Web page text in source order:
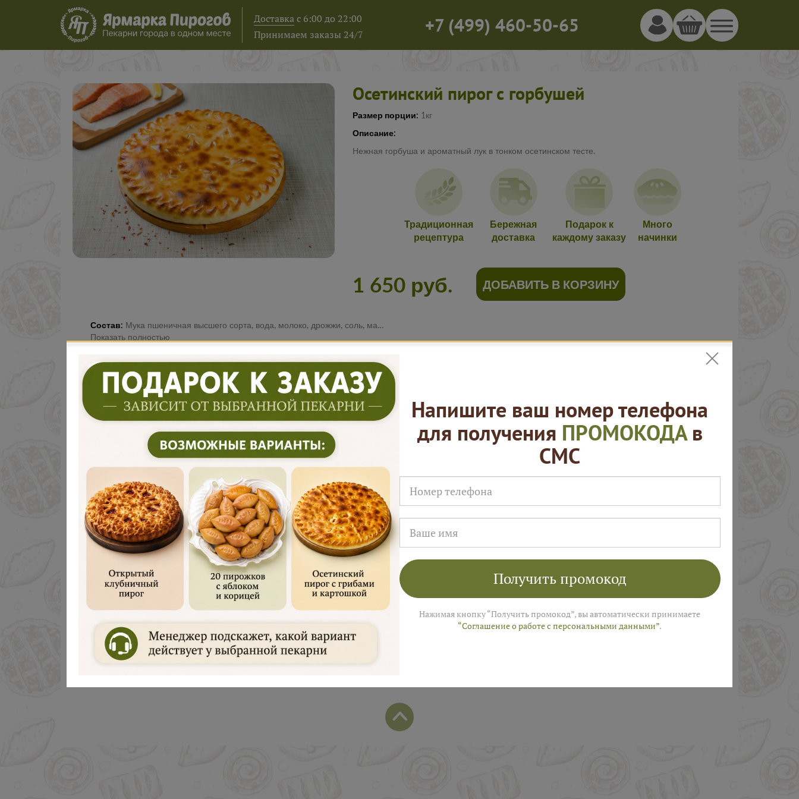
Доставкас 6:00 до 22:00
Принимаем заказы 24/7
+7(499) 460-50-65
Осетинский пирог с горбушей
Размер порции: 1кг
Описание:
Нежная горбуша и ароматный лук в тонком осетинском тесте.
Традиционная
рецептура
Бережная
доставка
Подарок к
каждому заказу
Много
начинки
1 650 руб. ДОБАВИТЬ В КОРЗИНУ
Состав: Мука пшеничная высшего сорта, вода, молоко, дрожжи, соль, масло растительное, горбуша, лук репчатый
Показать полностью
Нам доверяют
Русские Пироги это
Дарим 500 рублей на заказ в августе!
Введите ваш номер телефона и мы пришлем промокод для подарка в смс
ПОЛУЧИТЬ
Популярные позиции
Напишите ваш номер телефона
для получения ПРОМОКОДАв
СМС
Получить промокод
Нажимая кнопку “Получить промокод”, вы автоматически принимаете
“Соглашение о работе с персональными данными”.